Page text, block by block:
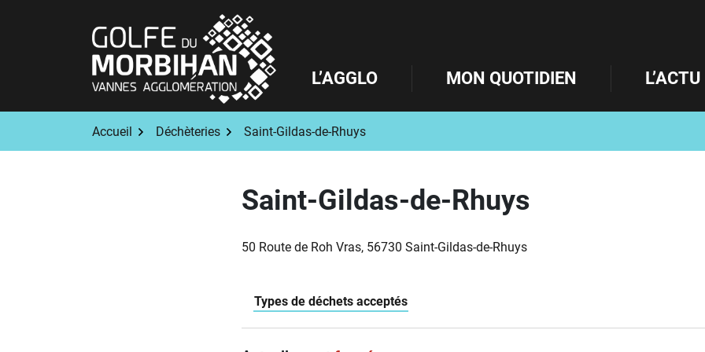
L’AGGLO MON QUOTIDIEN L’ACTU
Accueil Déchèteries Saint-Gildas-de-Rhuys
Saint-Gildas-de-Rhuys
50 Route de Roh Vras, 56730 Saint-Gildas-de-Rhuys
Types de déchets acceptés